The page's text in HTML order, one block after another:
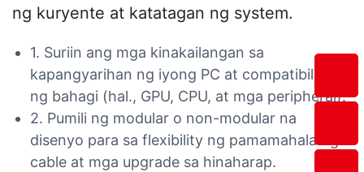
ng kuryente at katatagan ng system.
1. Suriin ang mga kinakailangan sa
kapangyarihan ng iyong PC at compatibility
ng bahagi (hal., GPU, CPU, at mga peripheral).
2. Pumili ng modular o non-modular na
disenyo para sa flexibility ng pamamahala ng
cable at mga upgrade sa hinaharap.